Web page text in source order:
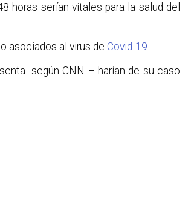
horas serían vitales para la salud del
asociados al virus de Covid-19
-según CNN – harían de su caso